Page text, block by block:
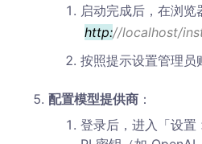
启动完成后，在浏览
http://localhost/
按照提示设置管理员
配置模型提供商 ：
登录后，进入「设